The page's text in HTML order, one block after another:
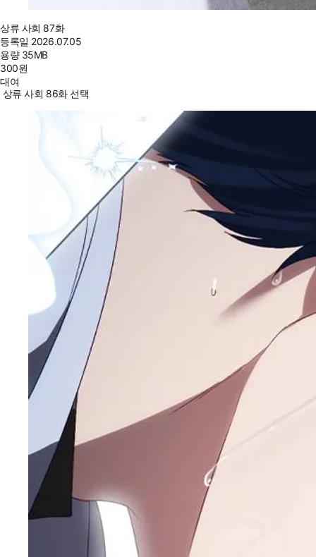
상류 사회 87화
등록일 2026.07.05
용량 35MB
300원
대여
상류 사회 86화 선택